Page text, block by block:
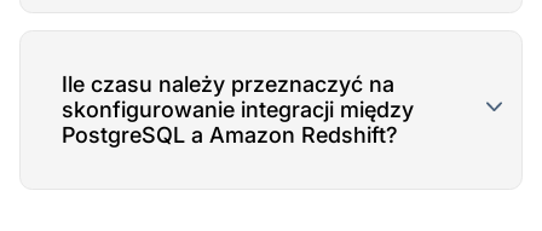
Ile czasu należy przeznaczyć na
skonfigurowanie integracji między
PostgreSQL a Amazon Redshift?